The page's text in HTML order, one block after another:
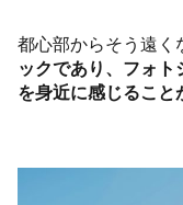
都心部からそう遠く
ックであり、フォ
を身近に感じること